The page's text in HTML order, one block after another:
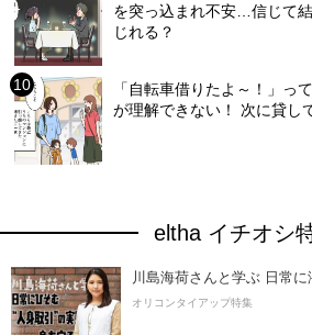
を突っ込まれ不安…信じて
じれる？
「自転車借りたよ～！」っ
が理解できない！ 次に貸し
eltha イチオシ
川島海荷さんと学ぶ 日常に
オリコンタイアップ特集